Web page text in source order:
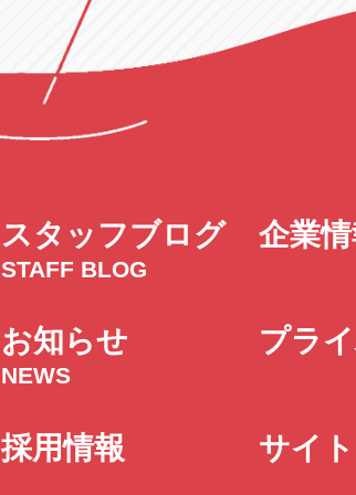
スタッフブログ
STAFF BLOG
お知らせ
NEWS
採用情報
企業
プラ
サイ